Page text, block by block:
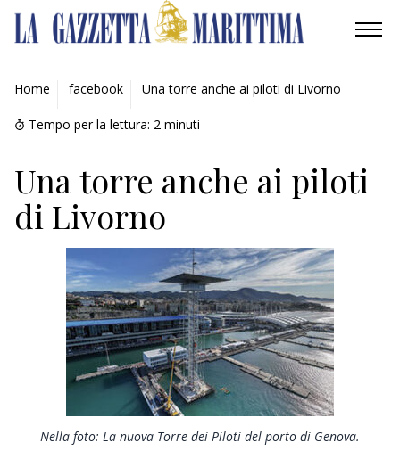
AMBIENTE
MOBILITÀ
INDUSTRIA
RICERCA
ECONOMIA
TURISMO
CULTURA
NAUTICA
EDITORIALI
Home facebook Una torre anche ai piloti di Livorno
Tempo per la lettura: 2 minuti
Una torre anche ai piloti
di Livorno
Nella foto: La nuova Torre dei Piloti del porto di Genova.